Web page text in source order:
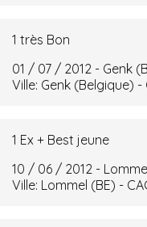
1 très Bon
01 / 07 / 2012 - Genk
Ville: Genk (Belgique)
1 Ex + Best jeune
10 / 06 / 2012 -
Ville: Lommel (BE) -